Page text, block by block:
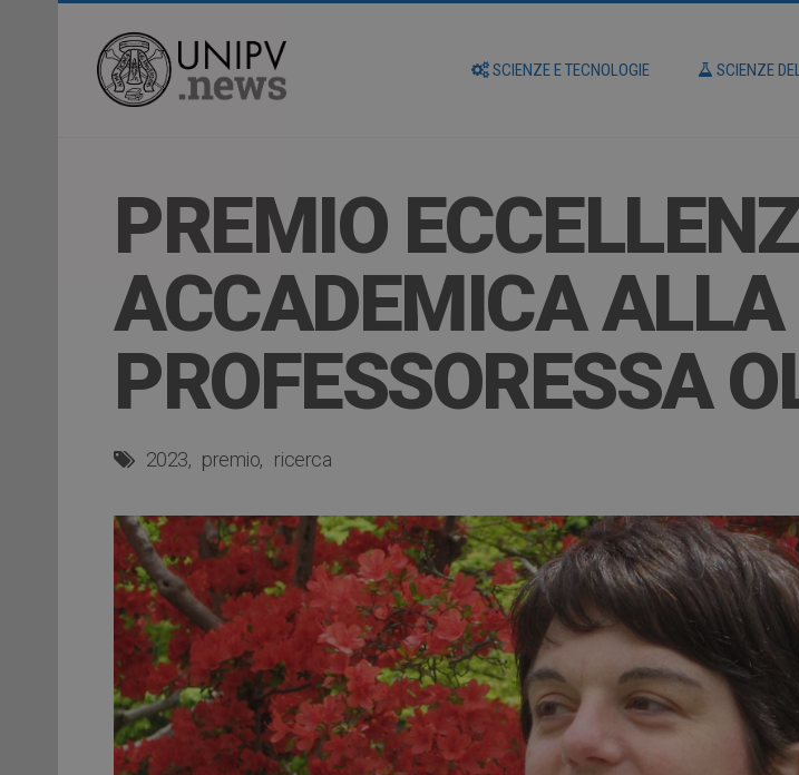
SCIENZE E TECNOLOGIE SCIENZE
PREMIO
ACCADEMICA ALLA
PROFESSORESSA
2023 premio ricerca